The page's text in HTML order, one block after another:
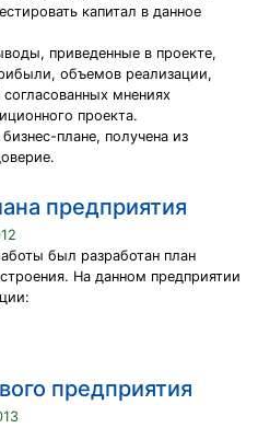
капитал в данное
приведенные в проекте,
объемов реализации,
мнениях
проекта.
плане, получена из
предприятия
был разработан план
На данном предприятии
предприятия